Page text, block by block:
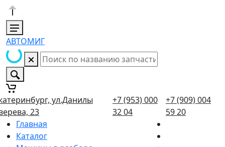
АВТОМИГ
ул.Данилы
23
+7 (953) 000
32 04
+7 (909) 004
59 20
Главная
Каталог